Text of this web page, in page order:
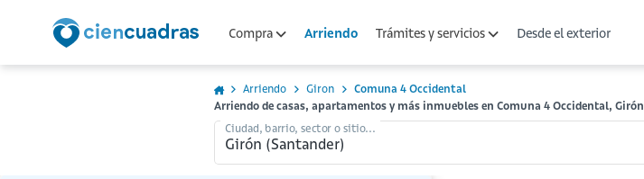
Compra Arriendo Trámites y servicios Desde el exterior
Arriendo Giron
Comuna 4 Occidental
Arriendo de casas, apartamentos y más inmuebles en Comuna 4 Occidental, Girón
Ciudad, barrio, sector o sitio...